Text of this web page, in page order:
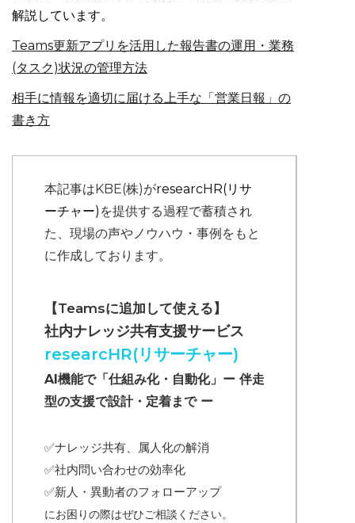
解説しています。
Teams更新アプリを活用した報告書の運用・業務
(タスク)状況の管理方法
相手に情報を適切に届ける上手な「営業日報」の
書き方
本記事はKBE(株)がresearcHR(リサ
ーチャー) を提供する過程で蓄積され
た、現場の声やノウハウ・事例をもと
に作成しております。
【Teamsに追加して使える】
社内ナレッジ共有支援サービス
researcHR(リサーチャー)
AI機能で「仕組み化・自動化」ー 伴走
型の支援で設計・定着まで ー
✅ナレッジ共有、属人化の解消
✅社内問い合わせの効率化
✅新人・異動者のフォローアップ
にお困りの際はぜひご相談ください。